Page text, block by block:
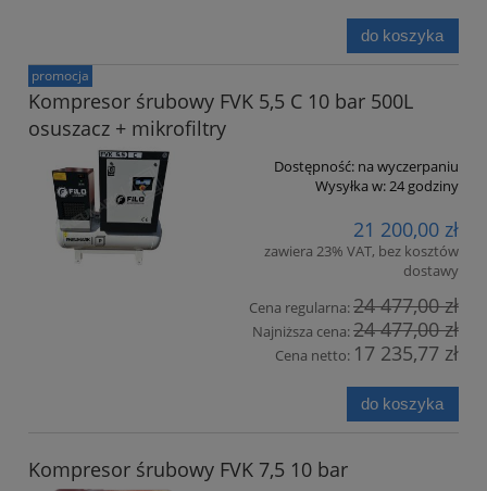
do koszyka
Kompresor śrubowy FVK 5,5 C 10 bar 500L
osuszacz + mikrofiltry
Dostępność: na wyczerpaniu
Wysyłka w:24 godziny
21 200,00 zł
zawiera 23% VAT, bez kosztów
dostawy
Cena regularna:24 477,00 zł
Najniższa cena:24 477,00 zł
Cena netto: 17 235,77 zł
do koszyka
promocja
Kompresor śrubowy FVK 7,5 10 bar